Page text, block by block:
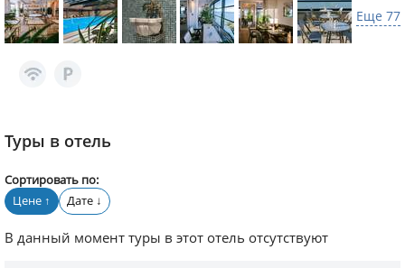
Еще 77
Туры в отель
Сортировать по:
Цене ↑ Дате ↓
В данный момент туры в этот отель отсутствуют